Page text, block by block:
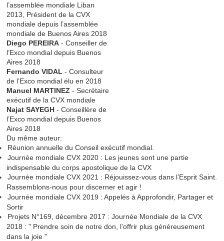
l’assemblée mondiale Liban
2013, Président de la CVX
mondiale depuis l’assemblée
mondiale de Buenos Aires 2018
Diego PEREIRA - Conseiller de
l’Exco mondial depuis Buenos
Aires 2018
Fernando VIDAL - Consulteur
de l’Exco mondial élu en 2018
Manuel MARTINEZ - Secrétaire
exécutif de la CVX mondiale
Najat SAYEGH - Conseillère de
l’Exco mondial depuis Buenos
Aires 2018
Du même auteur:
Réunion annuelle du Conseil exécutif mondial.
Journée mondiale CVX 2020 : Les jeunes sont une partie
indispensable du corps apostolique de la CVX
Journée mondiale CVX 2021 : Réjouissez-vous dans l’Esprit Saint.
Rassemblons-nous pour discerner et agir !
Journée mondiale CVX 2019 : Appelés à Approfondir, Partager et
Sortir
Projets N°169, décembre 2017 : Journée Mondiale de la CVX
2018 : " Prendre soin de notre don, l’offrir plus généreusement
dans la joie "